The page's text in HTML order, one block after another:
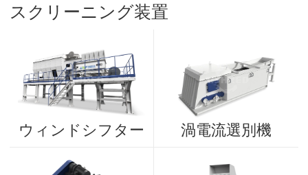
スクリーニング装置
ウィンドシフター 渦電流選別機